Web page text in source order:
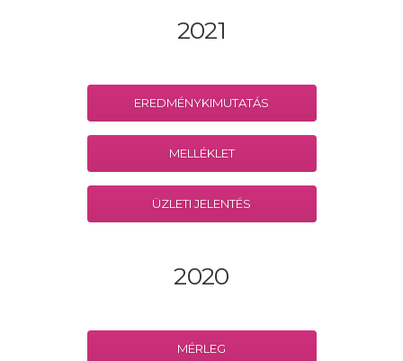
2021
EREDMÉNYKIMUTATÁS
MELLÉKLET
ÜZLETI JELENTÉS
2020
MÉRLEG